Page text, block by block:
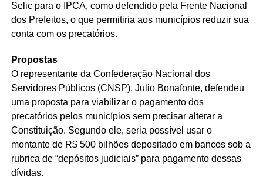
Selic para o IPCA, como defendido pela Frente Nacional
dos Prefeitos, o que permitiria aos municípios reduzir sua
conta com os precatórios.
Propostas
O representante da Confederação Nacional dos
Servidores Públicos (CNSP), Julio Bonafonte, defendeu
uma proposta para viabilizar o pagamento dos
precatórios pelos municípios sem precisar alterar a
Constituição. Segundo ele, seria possível usar o
montante de R$ 500 bilhões depositado em bancos sob a
rubrica de “depósitos judiciais” para pagamento dessas
dívidas.